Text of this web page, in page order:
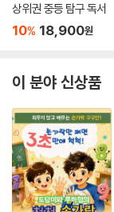
상위권 중등 탐구 독서
10% 18,900원
이 분야 신상품